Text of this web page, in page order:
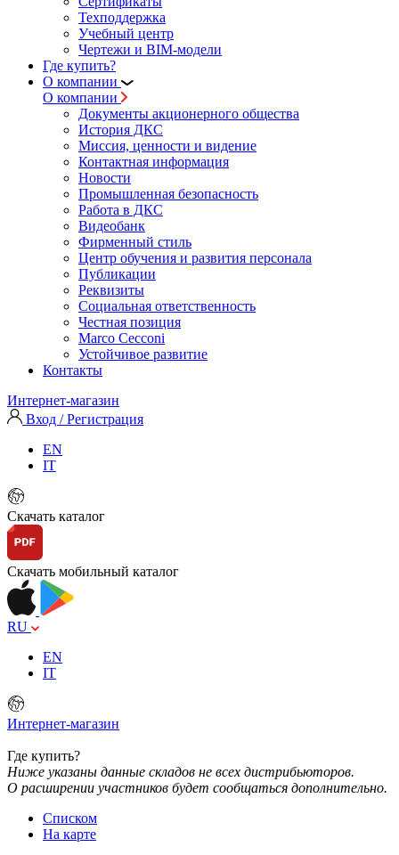
Техподдержка
Учебный центр
Чертежи и BIM-модели
Где купить?
О компании
О компании
Документы акционерного общества
История ДКС
Миссия, ценности и видение
Контактная информация
Новости
Промышленная безопасность
Работа в ДКС
Видеобанк
Фирменный стиль
Центр обучения и развития персонала
Публикации
Реквизиты
Социальная ответственность
Честная позиция
Marco Cecconi
Устойчивое развитие
Контакты
Интернет-магазин
Вход / Регистрация
EN
IT
Скачать каталог
Скачать мобильный каталог
RU
EN
IT
Интернет-магазин
Где купить?
Ниже указаны данные складов не всех дистрибьюторов.
О расширении участников будет сообщаться дополнительно.
Списком
На карте